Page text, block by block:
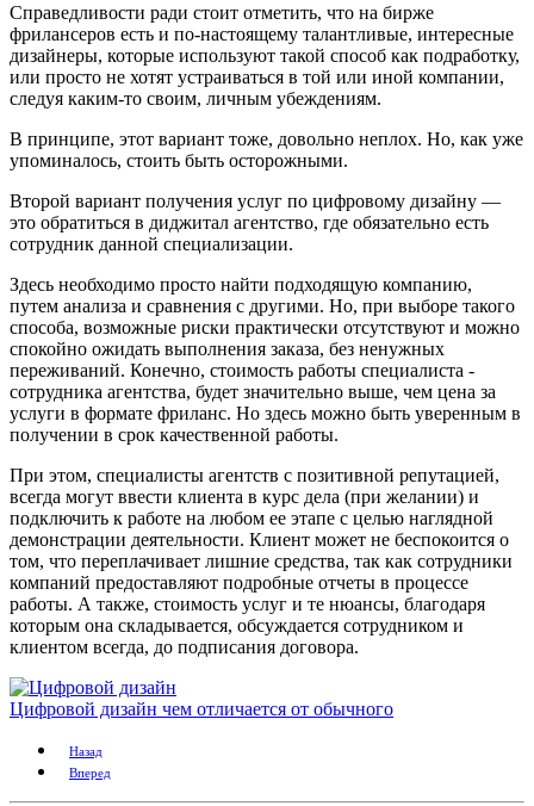
Справедливости ради стоит отметить, что на бирже
фрилансеров есть и по-настоящему талантливые, интересные
дизайнеры, которые используют такой способ как подработку,
или просто не хотят устраиваться в той или иной компании,
следуя каким-то своим, личным убеждениям.
В принципе, этот вариант тоже, довольно неплох. Но, как уже
упоминалось, стоить быть осторожными.
Второй вариант получения услуг по цифровому дизайну —
это обратиться в диджитал агентство, где обязательно есть
сотрудник данной специализации.
Здесь необходимо просто найти подходящую компанию,
путем анализа и сравнения с другими. Но, при выборе такого
способа, возможные риски практически отсутствуют и можно
спокойно ожидать выполнения заказа, без ненужных
переживаний. Конечно, стоимость работы специалиста -
сотрудника агентства, будет значительно выше, чем цена за
услуги в формате фриланс. Но здесь можно быть уверенным в
получении в срок качественной работы.
При этом, специалисты агентств с позитивной репутацией,
всегда могут ввести клиента в курс дела (при желании) и
подключить к работе на любом ее этапе с целью наглядной
демонстрации деятельности. Клиент может не беспокоится о
том, что переплачивает лишние средства, так как сотрудники
компаний предоставляют подробные отчеты в процессе
работы. А также, стоимость услуг и те нюансы, благодаря
которым она складывается, обсуждается сотрудником и
клиентом всегда, до подписания договора.
Цифровой дизайн чем отличается от обычного
Назад
Вперед